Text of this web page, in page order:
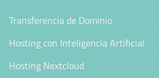
Transferencia de Dominio
Hosting con Inteligencia Artificial
Hosting Nextcloud